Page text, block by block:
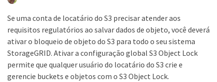
Se uma conta de locatário do S3 precisar atender aos
requisitos regulatórios ao salvar dados de objeto, você deverá
ativar o bloqueio de objeto do S3 para todo o seu sistema
StorageGRID. Ativar a configuração global S3 Object Lock
permite que qualquer usuário do locatário do S3 crie e
gerencie buckets e objetos com o S3 Object Lock.